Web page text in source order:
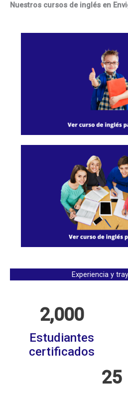
Nuestros cursos de inglés en
Experiencia y
2,000
Estudiantes
certificados
25